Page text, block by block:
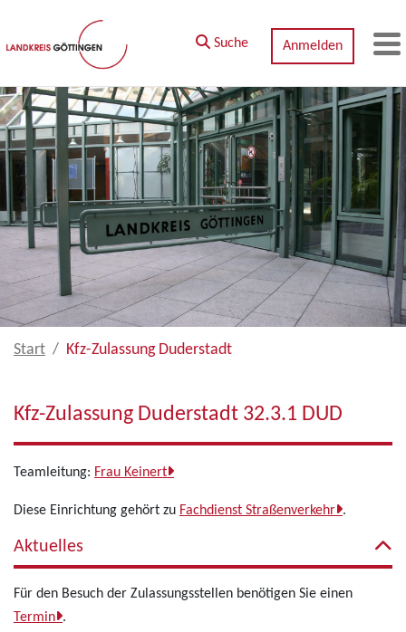
Zum Hauptinhalt springen
Suche Anmelden
Start Kfz-Zulassung Duderstadt
Kfz-Zulassung Duderstadt 32.3.1 DUD
Teamleitung: Frau Keinert
Diese Einrichtung gehört zu Fachdienst Straßenverkehr .
Aktuelles
Für den Besuch der Zulassungsstellen benötigen Sie einen
Termin .